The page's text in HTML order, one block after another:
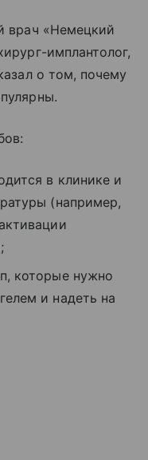
врач «Немецкий
имплантолог,
о том, почему
в клинике и
(например,
которые нужно
и надеть на